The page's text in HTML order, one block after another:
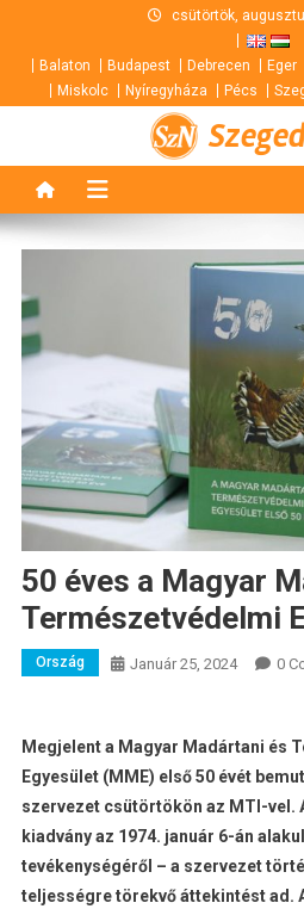
content
csütörtök,
Balaton Budapest Debrecen Eger
Miskolc
Nyíregyháza Pécs
50 éves a Magyar
Természetvédelmi
Ország Január 25, 2024 0
Megjelent a Magyar Madártani és
Egyesület (MME) első 50 évét
szervezet csütörtökön az MTI-vel.
kiadvány az 1974. január 6-án
tevékenységéről – a szervezet
teljességre törekvő áttekintést ad.